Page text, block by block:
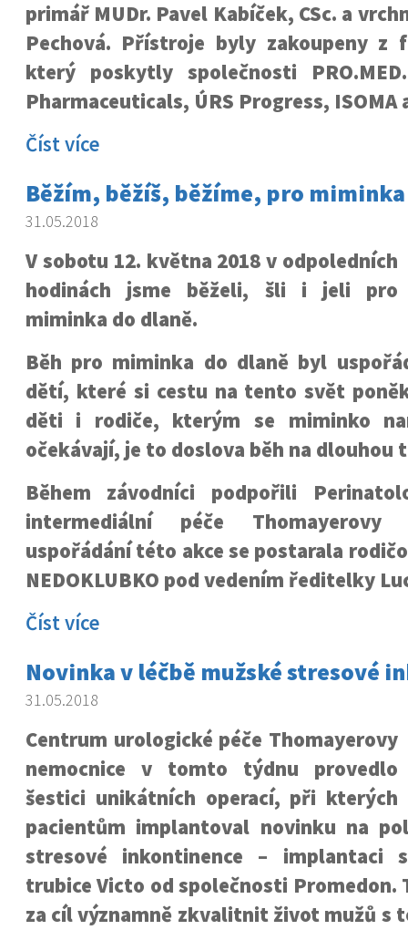
primář MUDr. Pavel Kabíček, CSc. a
Pechová. Přístroje byly zakoupeny z
který poskytly společnosti
Pharmaceuticals, ÚRS Progress, ISOMA
Číst více
Běžím, běžíš, běžíme, pro
31.05.2018
V sobotu 12. května 2018 v odpoledních
hodinách jsme běželi, šli i jeli pro
miminka do dlaně.
Běh pro miminka do dlaně byl
dětí, které si cestu na tento svět
děti i rodiče, kterým se miminko
očekávají, je to doslova běh na dlouhou
Během závodníci podpořili
intermediální péče Thomayerovy
uspořádání této akce se postarala
NEDOKLUBKO pod vedením ředitelky
Číst více
Novinka v léčbě mužské stresové
31.05.2018
Centrum urologické péče Thomayerovy
nemocnice v tomto týdnu provedlo
šestici unikátních operací, při kterých
pacientům implantoval novinku na
stresové inkontinence – implantaci
trubice Victo od společnosti Promedon.
za cíl významně zkvalitnit život mužů s